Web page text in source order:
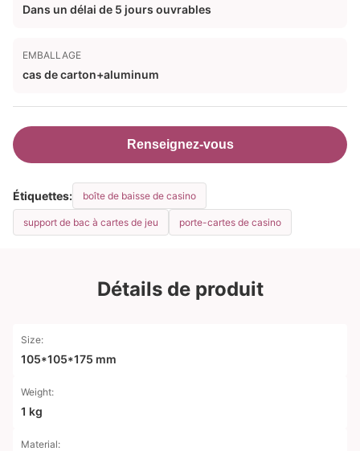
Dans un délai de 5 jours ouvrables
EMBALLAGE
cas de carton+aluminum
Renseignez-vous
Étiquettes: boîte de baisse de casino
support de bac à cartes de jeu porte-cartes de casino
Détails de produit
Size:
105*105*175 mm
Weight:
1 kg
Material: